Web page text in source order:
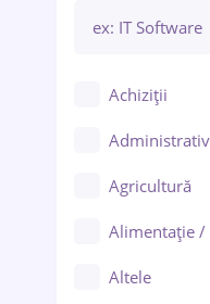
Bacău
Galați (Galați)
Ploiești
Achiziții
Agricultură
Alimentație /
Altele